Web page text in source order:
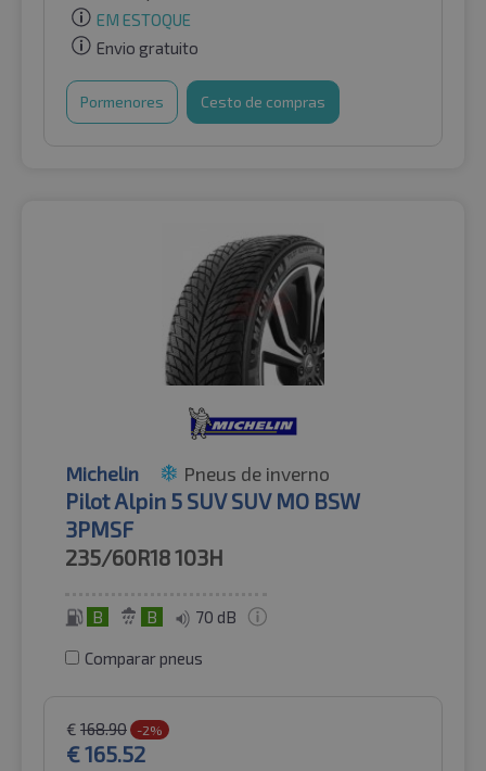
EM ESTOQUE
Envio gratuito
Pormenores Cesto de compras
Michelin Pneus de inverno
Pilot Alpin 5 SUV SUV MO BSW
3PMSF
235/60R18103H
B B 70 dB
Comparar pneus
€ 168.90 -2%
€165.52